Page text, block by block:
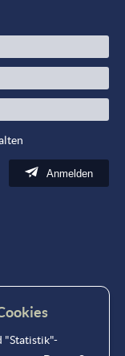
Anmelden
"Statistik"-